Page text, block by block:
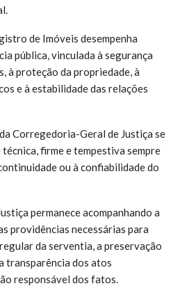
de Imóveis desempenha
pública, vinculada à segurança
à proteção da propriedade, à
e à estabilidade das relações
Corregedoria-Geral de Justiça se
firme e tempestiva sempre
ou à confiabilidade do
permanece acompanhando a
providências necessárias para
da serventia, a preservação
transparência dos atos
responsável dos fatos.